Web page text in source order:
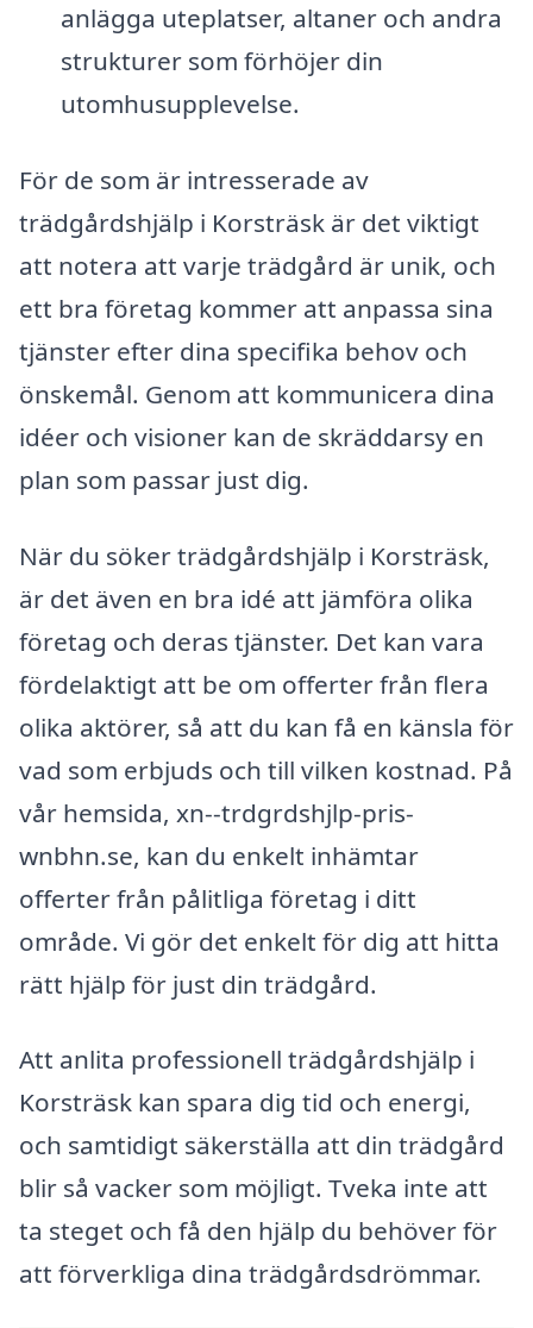
anlägga uteplatser, altaner och andra
strukturer som förhöjer din
utomhusupplevelse.
För de som är intresserade av
trädgårdshjälp i Korsträsk är det viktigt
att notera att varje trädgård är unik, och
ett bra företag kommer att anpassa sina
tjänster efter dina specifika behov och
önskemål. Genom att kommunicera dina
idéer och visioner kan de skräddarsy en
plan som passar just dig.
När du söker trädgårdshjälp i Korsträsk,
är det även en bra idé att jämföra olika
företag och deras tjänster. Det kan vara
fördelaktigt att be om offerter från flera
olika aktörer, så att du kan få en känsla för
vad som erbjuds och till vilken kostnad. På
vår hemsida, xn--trdgrdshjlp-pris-
wnbhn.se, kan du enkelt inhämtar
offerter från pålitliga företag i ditt
område. Vi gör det enkelt för dig att hitta
rätt hjälp för just din trädgård.
Att anlita professionell trädgårdshjälp i
Korsträsk kan spara dig tid och energi,
och samtidigt säkerställa att din trädgård
blir så vacker som möjligt. Tveka inte att
ta steget och få den hjälp du behöver för
att förverkliga dina trädgårdsdrömmar.